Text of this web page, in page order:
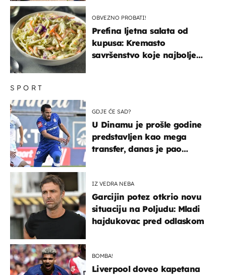
SPORT
GDJE ĆE SAD?
U Dinamu je prošle godine
predstavljen kao mega
transfer, danas je pao
IZ VEDRA NEBA
Garcijin potez otkrio novu
situaciju na Poljudu: Mladi
hajdukovac pred odlaskom
BOMBA!
Liverpool doveo kapetana
OBVEZNO PROBATI!
Prefina ljetna salata od
kupusa: Kremasto
savršenstvo koje najbolje